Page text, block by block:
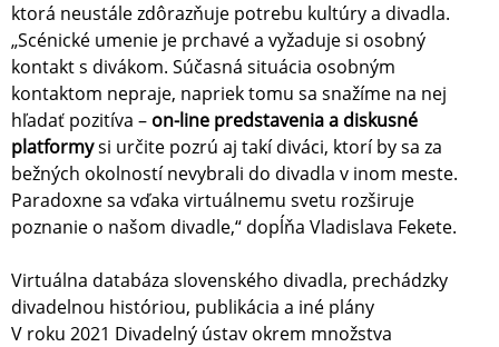
ktorá neustále zdôrazňuje potrebu kultúry a divadla.
„Scénické umenie je prchavé a vyžaduje si osobný
kontakt s divákom. Súčasná situácia osobným
kontaktom nepraje, napriek tomu sa snažíme na nej
hľadať pozitíva – on-line predstavenia a diskusné
platformysi určite pozrú aj takí diváci, ktorí by sa za
bežných okolností nevybrali do divadla v inom meste.
Paradoxne sa vďaka virtuálnemu svetu rozširuje
poznanie o našom divadle,“ dopĺňa Vladislava Fekete.
Virtuálna databáza slovenského divadla, prechádzky
divadelnou históriou, publikácia a iné plány
V roku 2021 Divadelný ústav okrem množstva